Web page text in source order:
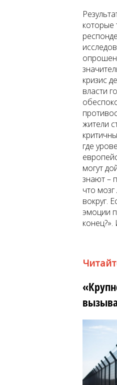
которые
кризис
власти
жители
где
могут
знают –
что
вокруг.
эмоции
конец?».